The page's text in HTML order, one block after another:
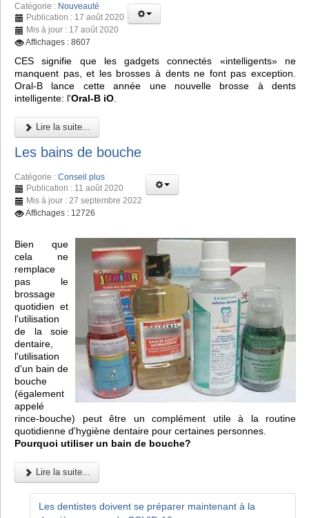
Catégorie : Nouveauté
Publication : 17 août 2020
Mis à jour : 17 août 2020
Affichages : 8607
CES signifie que les gadgets connectés «intelligents» ne
manquent pas, et les brosses à dents ne font pas exception.
Oral-B lance cette année une nouvelle brosse à dents
intelligente: l'Oral-B iO
Lire la suite...
Les bains de bouche
Catégorie : Conseil plus
Publication : 11 août 2020
Mis à jour : 27 septembre 2022
Affichages : 12726
Bien que
cela ne
remplace
pas le
brossage
quotidien et
l'utilisation
de la soie
dentaire,
l'utilisation
d'un bain de
bouche
(également
appelé
rince-bouche) peut être un complément utile à la routine
quotidienne d'hygiène dentaire pour certaines personnes.
Pourquoi utiliser un bain de bouche?
Lire la suite...
Les dentistes doivent se préparer maintenant à la